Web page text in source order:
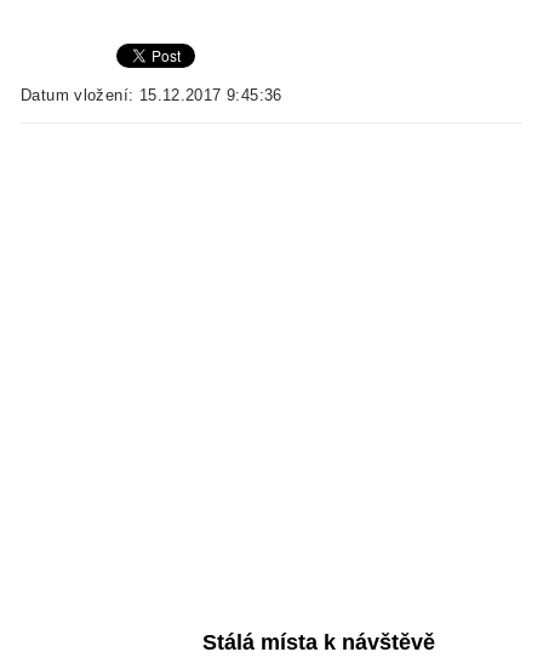
Datum vložení: 15.12.2017 9:45:36
Stálá místa k návštěvě